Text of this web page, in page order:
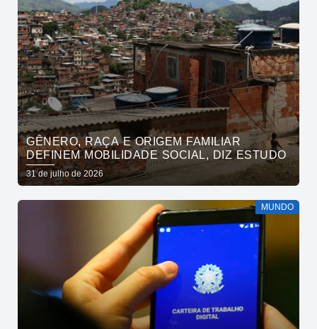
GÊNERO, RAÇA E ORIGEM FAMILIAR
DEFINEM MOBILIDADE SOCIAL, DIZ ESTUDO
31 de julho de 2026
MUNDO